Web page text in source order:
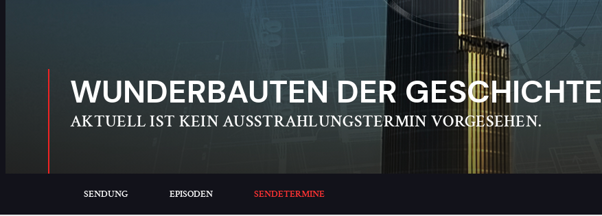
WUNDERBAUTEN DER GESCHICHTE
AKTUELL IST KEIN AUSSTRAHLUNGSTERMIN VORGESEHEN.
SENDUNG EPISODEN SENDETERMINE